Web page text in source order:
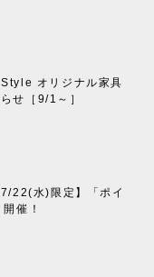
オリジナル家具
せ［9/1～］
22(水)限定】「ポイ
催！